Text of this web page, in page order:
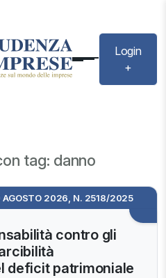
Login
+
tag: danno
AGOSTO 2026, N. 2518/2025
contro gli
deficit patrimoniale